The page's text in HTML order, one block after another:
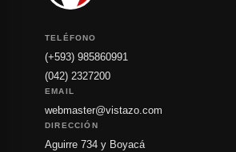
TELÉFONO
(+593) 985860991
(042) 2327200
EMAIL
webmaster@vistazo.com
DIRECCIÓN
Aguirre 734 y Boyacá